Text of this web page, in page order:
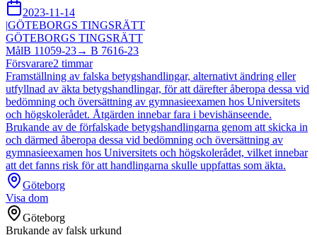
2023-11-14
|GÖTEBORGS TINGSRÄTT
GÖTEBORGS TINGSRÄTT
MålB 11059-23→ B 7616-23
Försvarare2 timmar
Framställning av falska betygshandlingar, alternativt ändring eller
utfyllnad av äkta betygshandlingar, för att därefter åberopa dessa vid
bedömning och översättning av gymnasieexamen hos Universitets
och högskolerådet. Åtgärden innebar fara i bevishänseende.
Brukande av de förfalskade betygshandlingarna genom att skicka in
och därmed åberopa dessa vid bedömning och översättning av
gymnasieexamen hos Universitets och högskolerådet, vilket innebar
att det fanns risk för att handlingarna skulle uppfattas som äkta.
Göteborg
Visa dom
Göteborg
Brukande av falsk urkund